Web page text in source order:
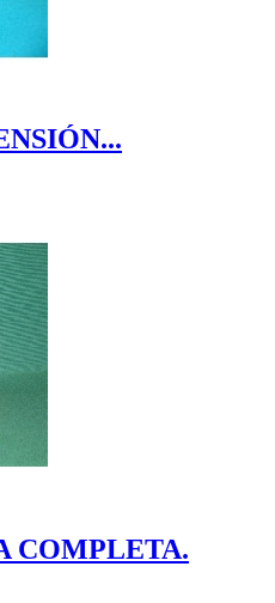
COMPLETA.